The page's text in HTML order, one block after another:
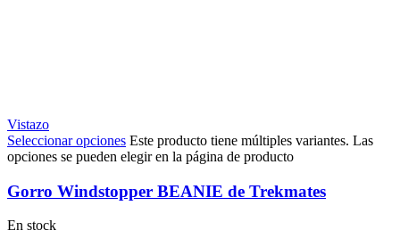
Vistazo
Seleccionar opciones Este producto tiene múltiples variantes. Las
opciones se pueden elegir en la página de producto
Gorro Windstopper BEANIE de Trekmates
En stock